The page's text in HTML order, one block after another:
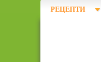
РЕЦЕПТИ